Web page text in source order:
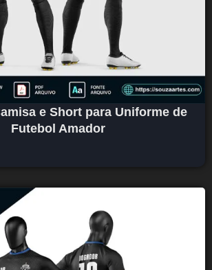
e Short para Uniforme de
Futebol Amador